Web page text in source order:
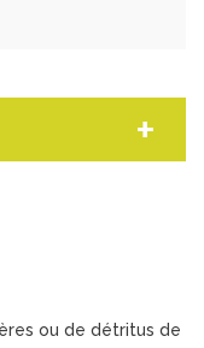
+
ou de détritus de